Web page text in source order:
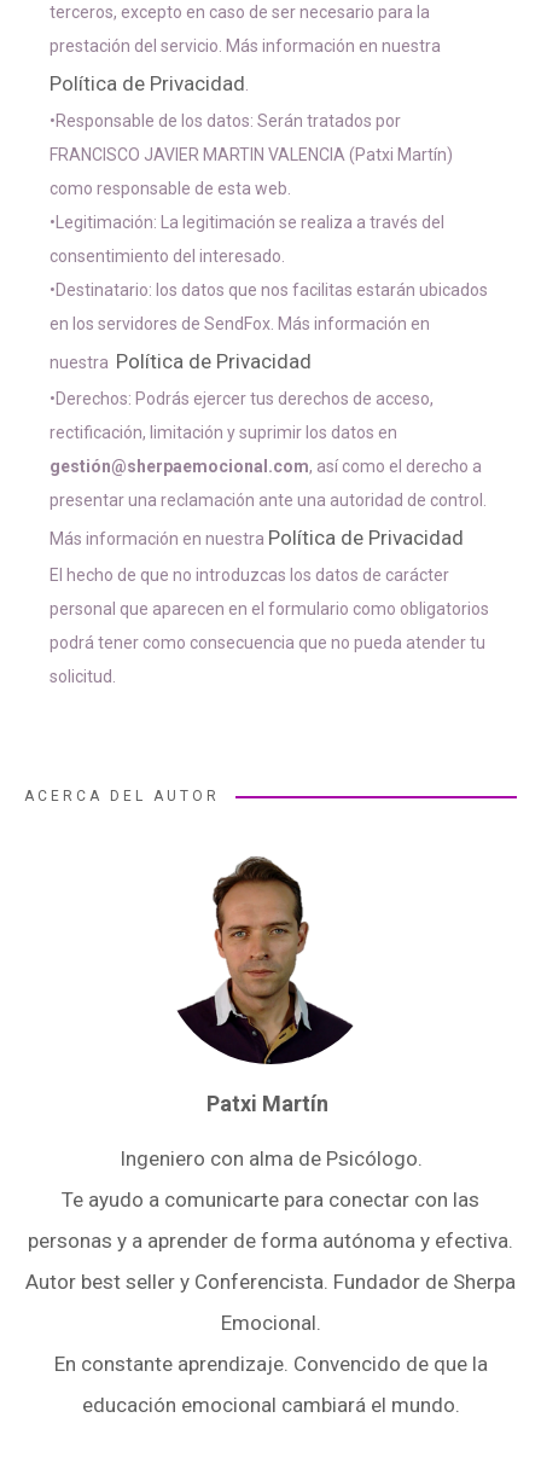
terceros, excepto en caso de ser necesario para la
prestación del servicio. Más información en nuestra
Política de Privacidad
•Responsable de los datos: Serán tratados por
FRANCISCO JAVIER MARTIN VALENCIA (Patxi Martín)
como responsable de esta web.
•Legitimación: La legitimación se realiza a través del
consentimiento del interesado.
•Destinatario: los datos que nos facilitas estarán ubicados
en los servidores de SendFox. Más información en
nuestra Política de Privacidad
•Derechos: Podrás ejercer tus derechos de acceso,
rectificación, limitación y suprimir los datos en
gestión@sherpaemocional.com, así como el derecho a
presentar una reclamación ante una autoridad de control.
Más información en nuestra Política de Privacidad
El hecho de que no introduzcas los datos de carácter
personal que aparecen en el formulario como obligatorios
podrá tener como consecuencia que no pueda atender tu
solicitud.
ACERCA DEL AUTOR
Patxi Martín
Ingeniero con alma de Psicólogo.
Te ayudo a comunicarte para conectar con las
personas y a aprender de forma autónoma y efectiva.
Autor best seller y Conferencista. Fundador de Sherpa
Emocional.
En constante aprendizaje. Convencido de que la
educación emocional cambiará el mundo.